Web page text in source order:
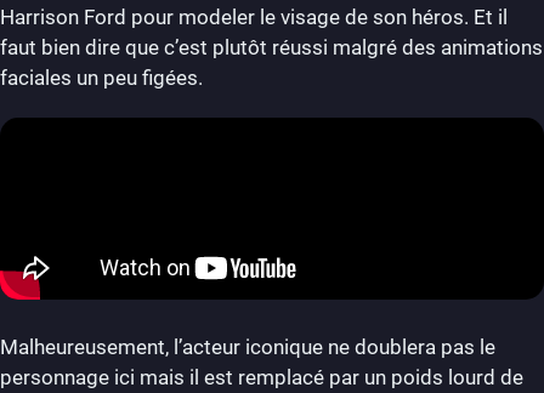
Harrison Ford pour modeler le visage de son héros. Et il
faut bien dire que c’est plutôt réussi malgré des animations
faciales un peu figées.
Malheureusement, l’acteur iconique ne doublera pas le
personnage ici mais il est remplacé par un poids lourd de